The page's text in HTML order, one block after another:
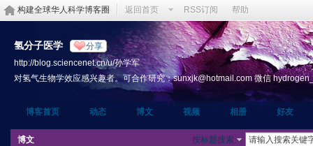
构建全球华人科学博客圈 返回首页 RSS订阅 帮助
氢分子医学 分享
http://blog.sciencenet.cn/u/孙学军
对氢气生物学效应感兴趣者。可合作研究：sunxjk@hotmail.com 微信
博客首页 动态 博文 视频 相册 好友
博文 按标题搜索